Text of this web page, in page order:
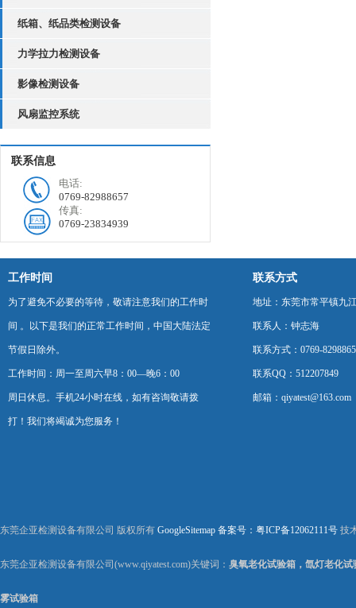
纸箱、纸品类检测设备
力学拉力检测设备
影像检测设备
风扇监控系统
联系信息
电话:
0769-82988657
传真:
0769-23834939
工作时间
为了避免不必要的等待，敬请注意我们的工作时
间 。以下是我们的正常工作时间，中国大陆法定
节假日除外。
工作时间：周一至周六早8：00—晚6：00
周日休息。手机24小时在线，如有咨询敬请拨
打！我们将竭诚为您服务！
联系方式
地址：东莞市常平镇九
联系人：钟志海
联系方式：0769-
联系QQ：512207849
邮箱：qiyatest@163.com
东莞企亚检测设备有限公司 版权所有 GoogleSitemap 备案号：粤ICP备12062111号 技
东莞企亚检测设备有限公司(www.qiyatest.com)关键词： 臭氧老化试验箱，氙灯老化
雾试验箱